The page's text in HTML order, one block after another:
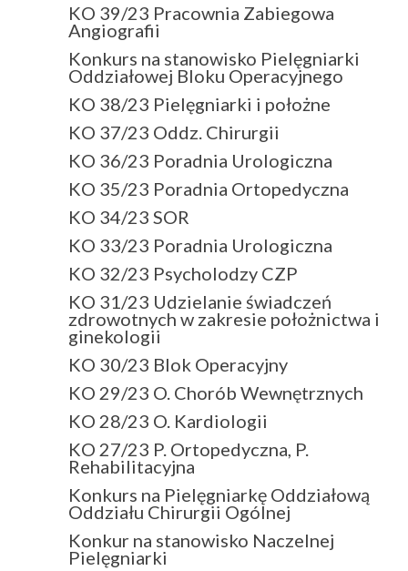
KO 39/23 Pracownia Zabiegowa
Angiografii
Konkurs na stanowisko Pielęgniarki
Oddziałowej Bloku Operacyjnego
KO 38/23 Pielęgniarki i położne
KO 37/23 Oddz. Chirurgii
KO 36/23 Poradnia Urologiczna
KO 35/23 Poradnia Ortopedyczna
KO 34/23 SOR
KO 33/23 Poradnia Urologiczna
KO 32/23 Psycholodzy CZP
KO 31/23 Udzielanie świadczeń
zdrowotnych w zakresie położnictwa i
ginekologii
KO 30/23 Blok Operacyjny
KO 29/23 O. Chorób Wewnętrznych
KO 28/23 O. Kardiologii
KO 27/23 P. Ortopedyczna, P.
Rehabilitacyjna
Konkurs na Pielęgniarkę Oddziałową
Oddziału Chirurgii Ogólnej
Konkur na stanowisko Naczelnej
Pielęgniarki